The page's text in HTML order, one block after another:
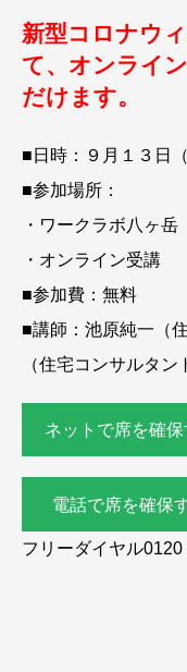
新型コロナウ
て、オンライ
だけます。
■日時：９月１３日
■参加場所：
・ワークラボ八ヶ岳
・オンライン受講
■参加費：無料
■講師：池原純一（
（住宅コンサルタン
ネットで席を確保
電話で席を確保
フリーダイヤル